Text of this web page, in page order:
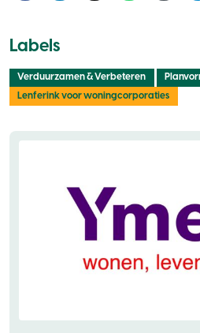
Labels
Verduurzamen & Verbeteren
Lenferink voor woningcorporaties